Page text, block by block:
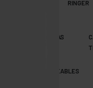
RINGER
CAMISETAS
IMPERMEABLES